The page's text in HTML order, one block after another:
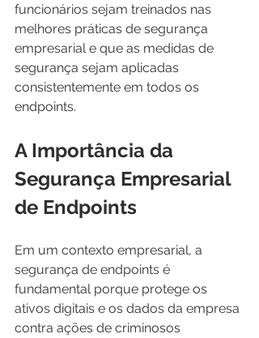
funcionários sejam treinados nas
melhores práticas de segurança
empresarial e que as medidas de
segurança sejam aplicadas
consistentemente em todos os
endpoints.
A Importância da
Segurança Empresarial
de Endpoints
Em um contexto empresarial, a
segurança de endpoints é
fundamental porque protege os
ativos digitais e os dados da empresa
contra ações de criminosos